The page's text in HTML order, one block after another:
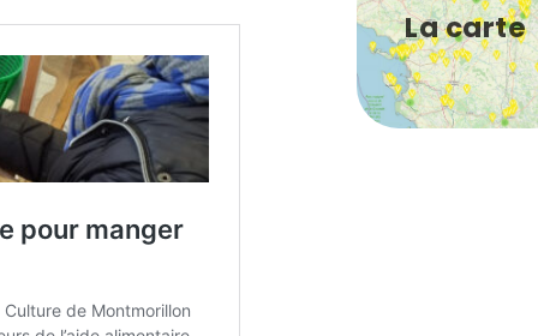
La carte